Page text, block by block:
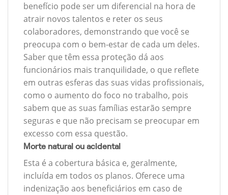
benefício pode ser um diferencial na hora de
atrair novos talentos e reter os seus
colaboradores, demonstrando que você se
preocupa com o bem-estar de cada um deles.
Saber que têm essa proteção dá aos
funcionários mais tranquilidade, o que reflete
em outras esferas das suas vidas profissionais,
como o aumento do foco no trabalho, pois
sabem que as suas famílias estarão sempre
seguras e que não precisam se preocupar em
excesso com essa questão.
Morte natural ou acidental
Esta é a cobertura básica e, geralmente,
incluída em todos os planos. Oferece uma
indenização aos beneficiários em caso de